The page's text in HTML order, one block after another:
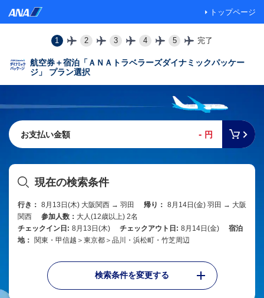
トップページ
1 2 3 4 5 完了
航空券＋宿泊「ＡＮＡトラベラーズダイナミックパッケー
ジ」 プラン選択
お支払い金額 - 円
現在の検索条件
行き： 8月13日(木) 大阪関西 → 羽田 帰り： 8月14日(金) 羽田 → 大阪
関西
参加人数： 大人(12歳以上) 2名
チェックイン日: 8月13日(木) チェックアウト日: 8月14日(金)
宿泊
地：
関東・甲信越＞東京都＞品川・浜松町・竹芝周辺
検索条件を変更する